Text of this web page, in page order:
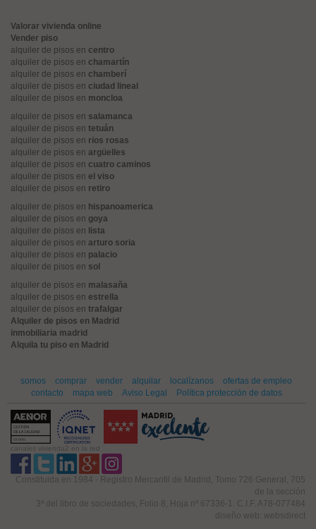
Valorar vivienda online
Vender piso
alquiler de pisos en centro
alquiler de pisos en chamartín
alquiler de pisos en chamberí
alquiler de pisos en ciudad lineal
alquiler de pisos en moncloa
alquiler de pisos en salamanca
alquiler de pisos en tetuán
alquiler de pisos en rios rosas
alquiler de pisos en argüelles
alquiler de pisos en cuatro caminos
alquiler de pisos en el viso
alquiler de pisos en retiro
alquiler de pisos en hispanoamerica
alquiler de pisos en goya
alquiler de pisos en lista
alquiler de pisos en arturo soria
alquiler de pisos en palacio
alquiler de pisos en sol
alquiler de pisos en malasaña
alquiler de pisos en estrella
alquiler de pisos en trafalgar
Alquiler de pisos en Madrid
inmobiliaria madrid
Alquila tu piso en Madrid
somos comprar vender alquilar localízanos
ofertas de empleo
contacto
mapa web Aviso Legal Política protección de datos
canales vivienda2 en la red
Constituida en 1984 - Registro Mercantil de Madrid, Tomo 726 General, 705
de la sección
3ª del libro de sociedades, Folio 8, Hoja nº 67336-1. C.I.F. A78-077484
diseño web: websdirect